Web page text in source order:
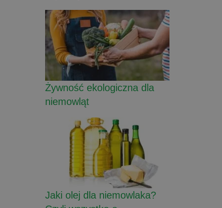
Żywność ekologiczna dla
niemowląt
Jaki olej dla niemowlaka?